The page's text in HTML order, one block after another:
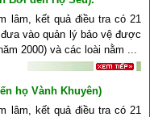
lâm, kết quả điều tra có 21
vào quản lý bảo vệ được
2000) và các loài nằm ...
họ Vành Khuyên)
lâm, kết quả điều tra có 21